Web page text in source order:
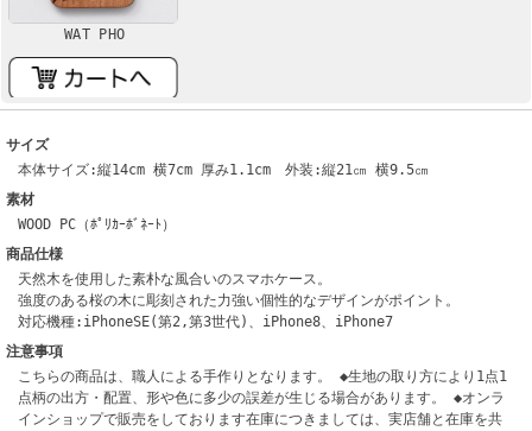
WAT PHO
サイズ
本体サイズ:縦14cm 横7cm 厚み1.1cm 外装:縦21㎝ 横9.5㎝
素材
WOOD PC（ﾎﾟﾘｶｰﾎﾞﾈｰﾄ）
商品仕様
天然木を使用した素朴な風合いのスマホケース。
強度のある桜の木に彫刻された力強い個性的なデザインがポイント。
対応機種:iPhoneSE(第2,第3世代)、iPhone8、iPhone7
注意事項
こちらの商品は、職人による手作りとなります。 ◆生地の取り方により1点1
点柄の出方・配置、形や色に多少の誤差が生じる場合があります。 ◆オンラ
インショップで販売をしております在庫につきましては、実店舗と在庫を共